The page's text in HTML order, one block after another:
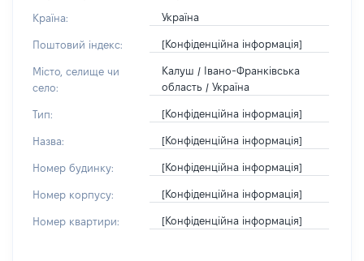
Країна: Україна
Поштовий індекс: [Конфіденційна інформація]
Місто, селище чи
село:
Калуш / Івано-Франківська
область / Україна
Тип: [Конфіденційна інформація]
Назва: [Конфіденційна інформація]
Номер будинку: [Конфіденційна інформація]
Номер корпусу: [Конфіденційна інформація]
Номер квартири: [Конфіденційна інформація]